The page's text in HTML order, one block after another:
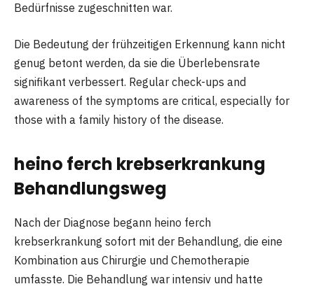
Bedürfnisse zugeschnitten war.
Die Bedeutung der frühzeitigen Erkennung kann nicht
genug betont werden, da sie die Überlebensrate
signifikant verbessert. Regular check-ups and
awareness of the symptoms are critical, especially for
those with a family history of the disease.
heino ferch krebserkrankung
Behandlungsweg
Nach der Diagnose begann heino ferch
krebserkrankung sofort mit der Behandlung, die eine
Kombination aus Chirurgie und Chemotherapie
umfasste. Die Behandlung war intensiv und hatte